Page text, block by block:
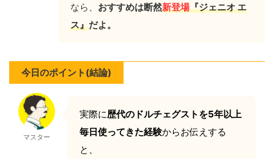
なら、 おすすめは断然新登場『ジェニオ エ
ス』だよ。
今日のポイント(結論)
マスター
実際に歴代のドルチェグストを5年以上
毎日使ってきた経験からお伝えする
と、